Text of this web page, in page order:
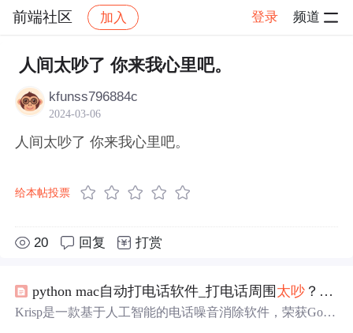
前端社区 加入 登录 频道
社区 前端社区 感慨 帖子详情
人间太吵了 你来我心里吧。
kfunss796884c
2024-03-06
人间太吵了 你来我心里吧。
给本帖投票
20 回复 打赏
python mac自动打电话软件_打电话周围 太吵 ？这款软件为你过滤烦人的噪音
Krisp是一款基于人工智能的电话噪音消除软件，荣获Gold